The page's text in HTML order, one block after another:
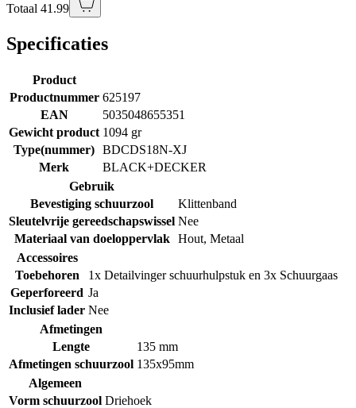
Totaal 41.99
Specificaties
Product
Productnummer 625197
EAN
5035048655351
Gewicht product 1094 gr
Type(nummer) BDCDS18N-XJ
Merk
BLACK+DECKER
Gebruik
Bevestiging schuurzool
Klittenband
Sleutelvrije gereedschapswissel Nee
Materiaal van doeloppervlak
Hout, Metaal
Accessoires
Toebehoren
1x Detailvinger schuurhulpstuk en 3x Schuurgaas
Geperforeerd Ja
Inclusief lader Nee
Afmetingen
Lengte
135 mm
Afmetingen schuurzool 135x95mm
Algemeen
Vorm schuurzool Driehoek